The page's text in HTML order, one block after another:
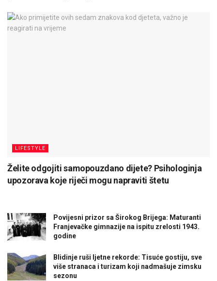
LIFESTYLE
Želite odgojiti samopouzdano dijete? Psihologinja
upozorava koje riječi mogu napraviti štetu
Povijesni prizor sa Širokog Brijega: Maturanti
Franjevačke gimnazije na ispitu zrelosti 1943.
godine
Blidinje ruši ljetne rekorde: Tisuće gostiju, sve
više stranaca i turizam koji nadmašuje zimsku
sezonu